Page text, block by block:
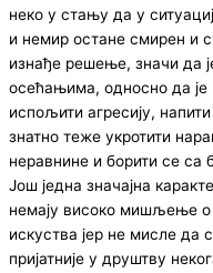
неко у стању да у
и немир остане смирен и
изнађе решење, значи да
осећањима, односно да је
испољити агресију,
знатно теже укротити
неравнине и борити се са
Још једна значајна
немају високо мишљење о
искуства јер не мисле да
пријатније у друштву